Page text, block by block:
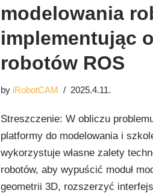
modelowania
implementując
robotów ROS
by iRobotCAM 2025.4.11.
Streszczenie: W obliczu
platformy do modelowania i
wykorzystuje własne zalety
robotów, aby wypuścić moduł
geometrii 3D, rozszerzyć